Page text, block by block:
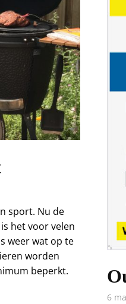
sport. Nu de
het voor velen
weer wat op te
worden
beperkt.
6